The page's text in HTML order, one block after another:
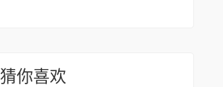
猜你喜欢